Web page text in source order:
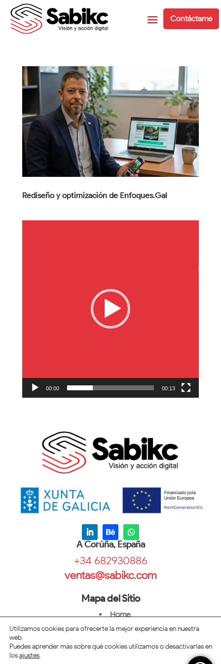
Contáctame
Rediseño y optimización de Enfoques.Gal
00:00 00:13
Mapa del Sitio
Home
Diseño
A Corúña, España
+34 682930886
ventas@sabikc.com
Utilizamos cookies para ofrecerte la mejor experiencia en nuestra
web.
Puedes aprender más sobre qué cookies utilizamos o desactivarlas en
losajustes.